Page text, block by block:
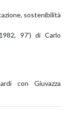
sostenibilità
97’) di Carlo
con Giuvazza